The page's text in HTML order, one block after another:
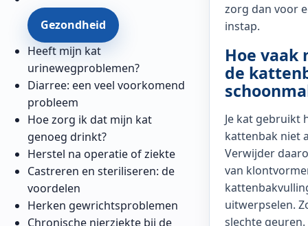
Gezondheid
Heeft mijn kat
urinewegproblemen?
Diarree: een veel voorkomend
probleem
Hoe zorg ik dat mijn kat
genoeg drinkt?
Herstel na operatie of ziekte
Castreren en steriliseren: de
voordelen
Herken gewrichtsproblemen
Chronische nierziekte bij de
zorg dan voor
instap.
Hoe vaak
de
Je kat gebruikt
kattenbak niet
Verwijder
van
uitwerpselen.
slechte geuren.